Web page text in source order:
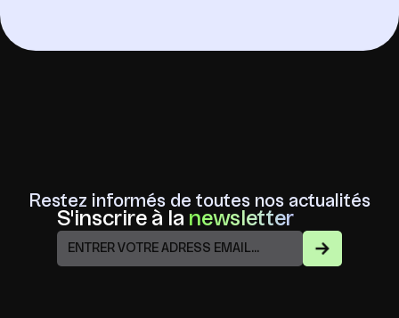
Restez informés de toutes nos actualités
S'inscrire à la newsletter